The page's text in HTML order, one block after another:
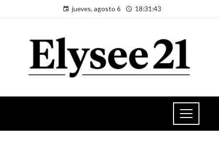
jueves, agosto 6 18:31:43